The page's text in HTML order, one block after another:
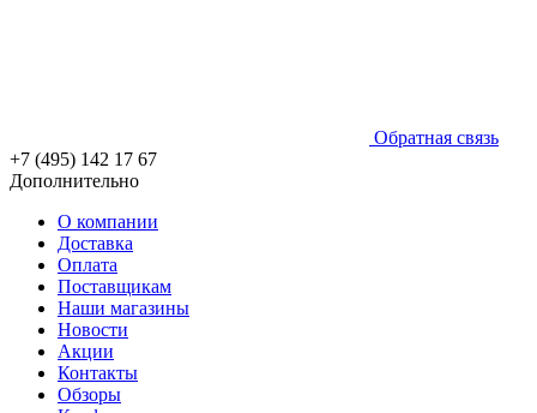
Обратная связь
+7 (495) 142 17 67
Дополнительно
О компании
Доставка
Оплата
Поставщикам
Наши магазины
Новости
Акции
Контакты
Обзоры